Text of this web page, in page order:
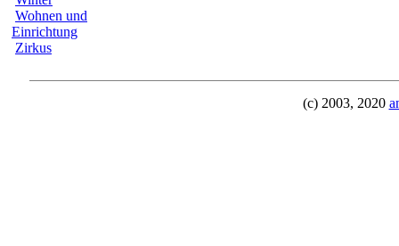
Wohnen und
Einrichtung
Zirkus
(c) 2003, 2020